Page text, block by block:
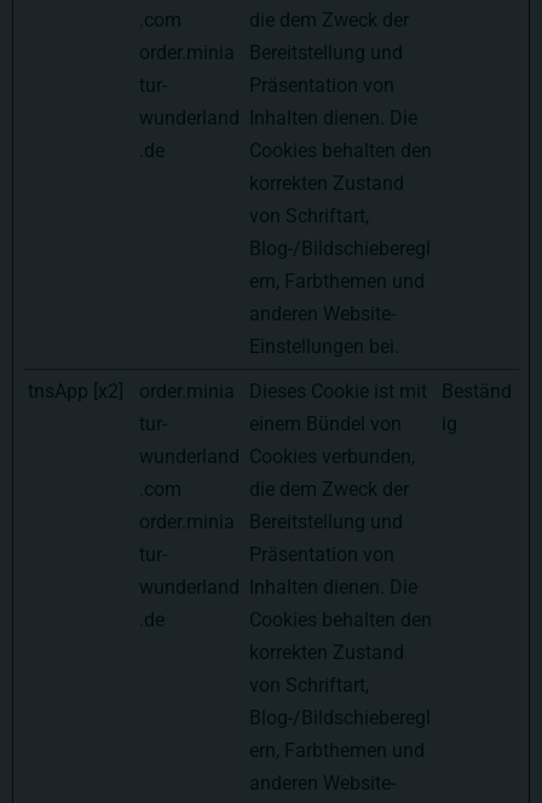
.com
order.minia
tur-
wunderland
.de
die dem Zweck der
Bereitstellung und
Präsentation von
Inhalten dienen. Die
Cookies behalten den
korrekten Zustand
von Schriftart,
Blog-/Bildschieberegl
ern, Farbthemen und
anderen Website-
Einstellungen bei.
tnsApp [x2]
order.minia
tur-
wunderland
.com
order.minia
tur-
wunderland
.de
Dieses Cookie ist mit
einem Bündel von
Cookies verbunden,
die dem Zweck der
Bereitstellung und
Präsentation von
Inhalten dienen. Die
Cookies behalten den
korrekten Zustand
von Schriftart,
Blog-/Bildschieberegl
ern, Farbthemen und
anderen Website-
Beständ
ig